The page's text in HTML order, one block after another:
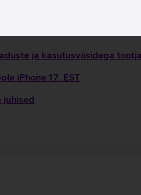
ja kasutusviisidega
iPhone 17_EST
juhised